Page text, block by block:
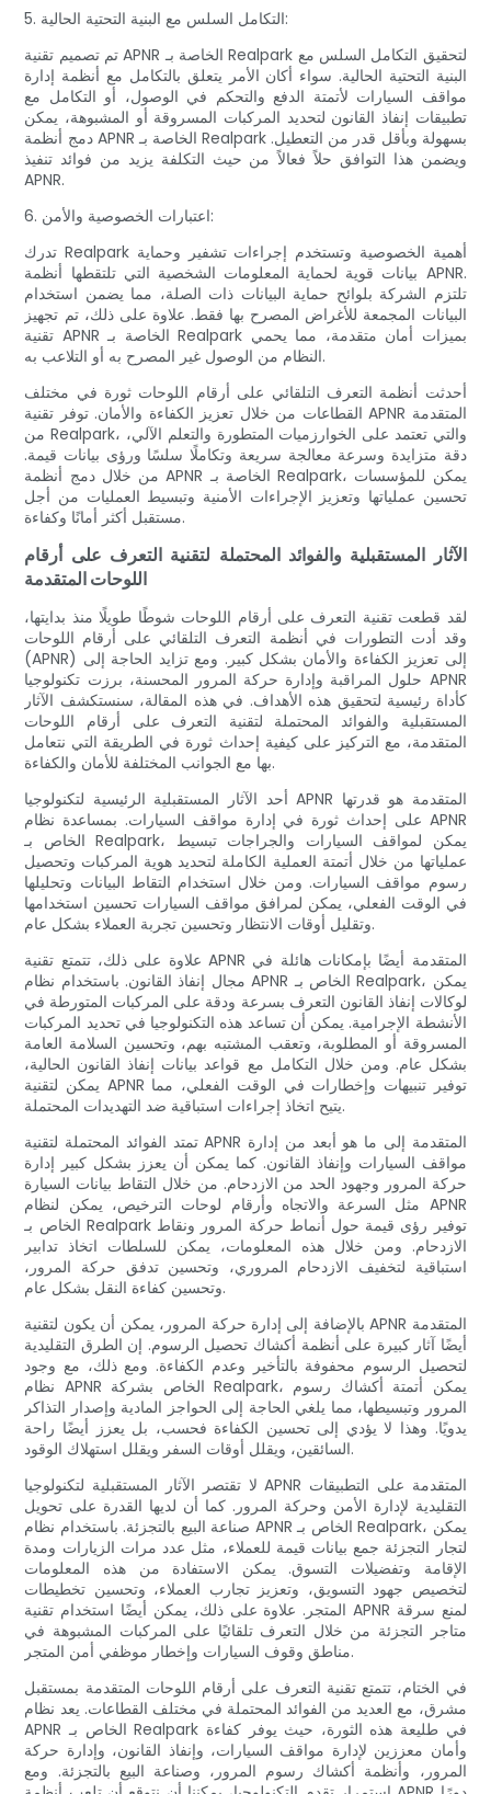
5. التكامل السلس مع البنية التحتية الحالية:
تم تصميم تقنية APNR الخاصة بـ Realpark لتحقيق التكامل السلس مع
البنية التحتية الحالية. سواء أكان الأمر يتعلق بالتكامل مع أنظمة إدارة
مواقف السيارات لأتمتة الدفع والتحكم في الوصول، أو التكامل مع
تطبيقات إنفاذ القانون لتحديد المركبات المسروقة أو المشبوهة، يمكن
دمج أنظمة APNR الخاصة بـ Realpark بسهولة وبأقل قدر من التعطيل.
ويضمن هذا التوافق حلاً فعالاً من حيث التكلفة يزيد من فوائد تنفيذ
APNR.
6. اعتبارات الخصوصية والأمن:
تدرك Realpark أهمية الخصوصية وتستخدم إجراءات تشفير وحماية
بيانات قوية لحماية المعلومات الشخصية التي تلتقطها أنظمة APNR.
تلتزم الشركة بلوائح حماية البيانات ذات الصلة، مما يضمن استخدام
البيانات المجمعة للأغراض المصرح بها فقط. علاوة على ذلك، تم تجهيز
تقنية APNR الخاصة بـ Realpark بميزات أمان متقدمة، مما يحمي
النظام من الوصول غير المصرح به أو التلاعب به.
أحدثت أنظمة التعرف التلقائي على أرقام اللوحات ثورة في مختلف
القطاعات من خلال تعزيز الكفاءة والأمان. توفر تقنية APNR المتقدمة
من Realpark، والتي تعتمد على الخوارزميات المتطورة والتعلم الآلي،
دقة متزايدة وسرعة معالجة سريعة وتكاملًا سلسًا ورؤى بيانات قيمة.
من خلال دمج أنظمة APNR الخاصة بـ Realpark، يمكن للمؤسسات
تحسين عملياتها وتعزيز الإجراءات الأمنية وتبسيط العمليات من أجل
مستقبل أكثر أمانًا وكفاءة.
الآثار المستقبلية والفوائد المحتملة لتقنية التعرف على أرقام
اللوحات المتقدمة
لقد قطعت تقنية التعرف على أرقام اللوحات شوطًا طويلًا منذ بدايتها،
وقد أدت التطورات في أنظمة التعرف التلقائي على أرقام اللوحات
(APNR) إلى تعزيز الكفاءة والأمان بشكل كبير. ومع تزايد الحاجة إلى
حلول المراقبة وإدارة حركة المرور المحسنة، برزت تكنولوجيا APNR
كأداة رئيسية لتحقيق هذه الأهداف. في هذه المقالة، سنستكشف الآثار
المستقبلية والفوائد المحتملة لتقنية التعرف على أرقام اللوحات
المتقدمة، مع التركيز على كيفية إحداث ثورة في الطريقة التي نتعامل
بها مع الجوانب المختلفة للأمان والكفاءة.
أحد الآثار المستقبلية الرئيسية لتكنولوجيا APNR المتقدمة هو قدرتها
على إحداث ثورة في إدارة مواقف السيارات. بمساعدة نظام APNR
الخاص بـ Realpark، يمكن لمواقف السيارات والجراجات تبسيط
عملياتها من خلال أتمتة العملية الكاملة لتحديد هوية المركبات وتحصيل
رسوم مواقف السيارات. ومن خلال استخدام التقاط البيانات وتحليلها
في الوقت الفعلي، يمكن لمرافق مواقف السيارات تحسين استخدامها
وتقليل أوقات الانتظار وتحسين تجربة العملاء بشكل عام.
علاوة على ذلك، تتمتع تقنية APNR المتقدمة أيضًا بإمكانات هائلة في
مجال إنفاذ القانون. باستخدام نظام APNR الخاص بـ Realpark، يمكن
لوكالات إنفاذ القانون التعرف بسرعة ودقة على المركبات المتورطة في
الأنشطة الإجرامية. يمكن أن تساعد هذه التكنولوجيا في تحديد المركبات
المسروقة أو المطلوبة، وتعقب المشتبه بهم، وتحسين السلامة العامة
بشكل عام. ومن خلال التكامل مع قواعد بيانات إنفاذ القانون الحالية،
يمكن لتقنية APNR توفير تنبيهات وإخطارات في الوقت الفعلي، مما
يتيح اتخاذ إجراءات استباقية ضد التهديدات المحتملة.
تمتد الفوائد المحتملة لتقنية APNR المتقدمة إلى ما هو أبعد من إدارة
مواقف السيارات وإنفاذ القانون. كما يمكن أن يعزز بشكل كبير إدارة
حركة المرور وجهود الحد من الازدحام. من خلال التقاط بيانات السيارة
مثل السرعة والاتجاه وأرقام لوحات الترخيص، يمكن لنظام APNR
الخاص بـ Realpark توفير رؤى قيمة حول أنماط حركة المرور ونقاط
الازدحام. ومن خلال هذه المعلومات، يمكن للسلطات اتخاذ تدابير
استباقية لتخفيف الازدحام المروري، وتحسين تدفق حركة المرور،
وتحسين كفاءة النقل بشكل عام.
بالإضافة إلى إدارة حركة المرور، يمكن أن يكون لتقنية APNR المتقدمة
أيضًا آثار كبيرة على أنظمة أكشاك تحصيل الرسوم. إن الطرق التقليدية
لتحصيل الرسوم محفوفة بالتأخير وعدم الكفاءة. ومع ذلك، مع وجود
نظام APNR الخاص بشركة Realpark، يمكن أتمتة أكشاك رسوم
المرور وتبسيطها، مما يلغي الحاجة إلى الحواجز المادية وإصدار التذاكر
يدويًا. وهذا لا يؤدي إلى تحسين الكفاءة فحسب، بل يعزز أيضًا راحة
السائقين، ويقلل أوقات السفر ويقلل استهلاك الوقود.
لا تقتصر الآثار المستقبلية لتكنولوجيا APNR المتقدمة على التطبيقات
التقليدية لإدارة الأمن وحركة المرور. كما أن لديها القدرة على تحويل
صناعة البيع بالتجزئة. باستخدام نظام APNR الخاص بـ Realpark، يمكن
لتجار التجزئة جمع بيانات قيمة للعملاء، مثل عدد مرات الزيارات ومدة
الإقامة وتفضيلات التسوق. يمكن الاستفادة من هذه المعلومات
لتخصيص جهود التسويق، وتعزيز تجارب العملاء، وتحسين تخطيطات
المتجر. علاوة على ذلك، يمكن أيضًا استخدام تقنية APNR لمنع سرقة
متاجر التجزئة من خلال التعرف تلقائيًا على المركبات المشبوهة في
مناطق وقوف السيارات وإخطار موظفي أمن المتجر.
في الختام، تتمتع تقنية التعرف على أرقام اللوحات المتقدمة بمستقبل
مشرق، مع العديد من الفوائد المحتملة في مختلف القطاعات. يعد نظام
APNR الخاص بـ Realpark في طليعة هذه الثورة، حيث يوفر كفاءة
وأمان معززين لإدارة مواقف السيارات، وإنفاذ القانون، وإدارة حركة
المرور، وأنظمة أكشاك رسوم المرور، وصناعة البيع بالتجزئة. ومع